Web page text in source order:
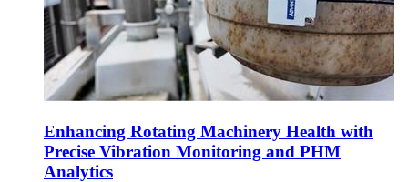
Enhancing Rotating Machinery Health with
Precise Vibration Monitoring and PHM
Analytics